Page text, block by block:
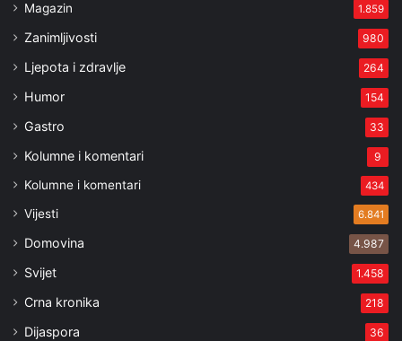
Magazin 1.859
Zanimljivosti 980
Ljepota i zdravlje 264
Humor 154
Gastro 33
Kolumne i komentari 9
Kolumne i komentari 434
Vijesti 6.841
Domovina 4.987
Svijet 1.458
Crna kronika 218
Dijaspora 36